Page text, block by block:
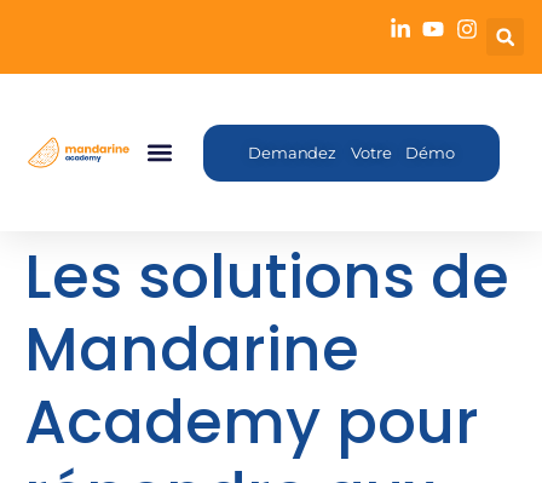
Demandez Votre Démo
Les solutions de
Mandarine
Academy pour